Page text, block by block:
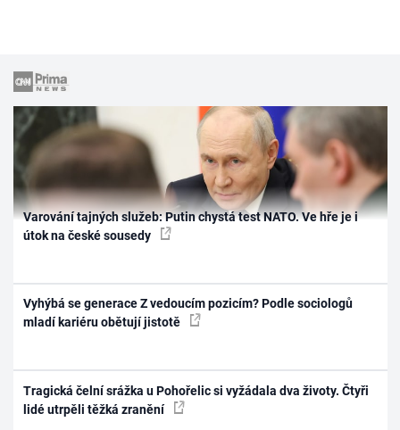
Varování tajných služeb: Putin chystá test NATO. Ve hře je i
útok na české sousedy
Vyhýbá se generace Z vedoucím pozicím? Podle sociologů
mladí kariéru obětují jistotě
Tragická čelní srážka u Pohořelic si vyžádala dva životy. Čtyři
lidé utrpěli těžká zranění